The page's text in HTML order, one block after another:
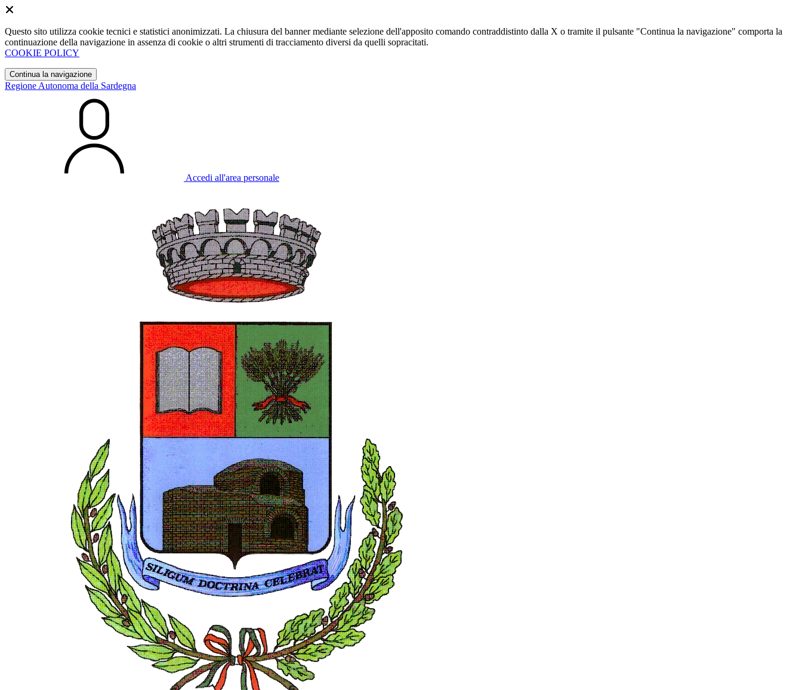
Questo sito utilizza cookie tecnici e statistici anonimizzati. La chiusura del banner mediante selezione dell'apposito comando contraddistinto dalla X o tramite il pulsante "Continua la navigazione" comporta la
continuazione della navigazione in assenza di cookie o altri strumenti di tracciamento diversi da quelli sopracitati.
COOKIE POLICY
Continua la navigazione
Regione Autonoma della Sardegna
Accedi all'area personale